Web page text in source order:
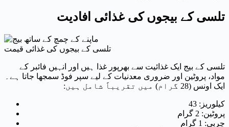
تلسی کے بیجوں کی غذائی افادیت
تلسی کے بیجوں کی غذائی قیمت
تلسی کے بیج ایک غذائیت سے بھرپور غذا ہیں اور انہیں فائبر کے
مواد، پروٹین اور ضروری معدنیات کے لیے سپر فوڈ سمجھا جاتا ہے۔
ایک اونس (28 گرام) میں تقریباً شامل ہیں:
کیلوریز: 43
پروٹین: 2 گرام
چربی: 1 گرام